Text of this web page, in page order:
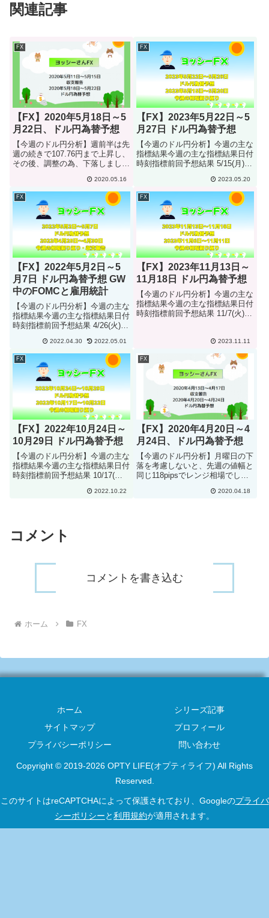
関連記事
FX
【FX】2020年5月18日～5
月22日、ドル円為替予想
【今週のドル円分析】週前半は先
週の続きで107.76円まで上昇し、
その後、調整の為、下落しまし
イナス金利導入）で106.76円まで
下落しましたが、14日のトラン
プ発言②（強いドル）で再び107
円台に戻しましたが...
2020.05.16
FX
【FX】2023年5月22日～5
月27日 ドル円為替予想
【今週のドル円分析】今週の主な
指標結果今週の主な指標結果日付
時刻指標前回予想結果 5/15(月)
気指数 10.8 -2.5 -31.8 5/16(火)
21:30 小売売上高(前月比) -0.7％
0....
2023.05.20
FX
【FX】2022年5月2日～5
月7日 ドル円為替予想 GW
中のFOMCと雇用統計
【今週のドル円分析】今週の主な
指標結果今週の主な指標結果日付
時刻指標前回予想結果 4/26(火)
108.2 107.3 23:00 新築住宅販売
件数 83.5万件 76.8万件 76.3万件
23...
2022.04.30 2022.05.01
FX
【FX】2023年11月13日～
11月18日 ドル円為替予想
【今週のドル円分析】今週の主な
指標結果今週の主な指標結果日付
時刻指標前回予想結果 11/7(火)
信用残高(前月比) -157.9億ドル
2023.11.11
FX
【FX】2022年10月24日～
10月29日 ドル円為替予想
【今週のドル円分析】今週の主な
指標結果今週の主な指標結果日付
時刻指標前回予想結果 10/17(月)
気指数 -1.5 -4.3 -9.1 10/18(火)
2022.10.22
FX
【FX】2020年4月20日～4
月24日、ドル円為替予想
【今週のドル円分析】月曜日の下
落を考慮しないと、先週の値幅と
同じ118pipsでレンジ相場でし
意識されているサポート106.9円
2020.04.18
コメント
コメントを書き込む
ホーム FX
ホーム
シリーズ記事
サイトマップ
プロフィール
プライバシーポリシー
問い合わせ
Copyright © 2019-2026 OPTY LIFE(オプティライフ) All Rights
Reserved.
このサイトはreCAPTCHAによって保護されており、Googleのプライバ
シーポリシーと利用規約が適用されます。